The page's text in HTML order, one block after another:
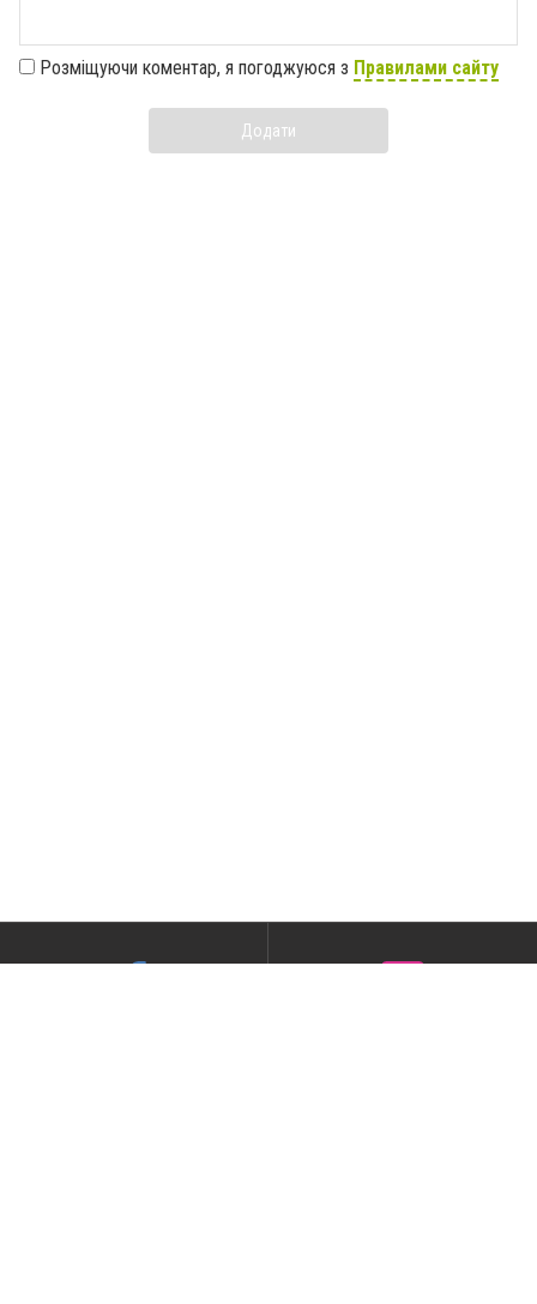
Розміщуючи коментар, я погоджуюся з Правилами сайту
Додати